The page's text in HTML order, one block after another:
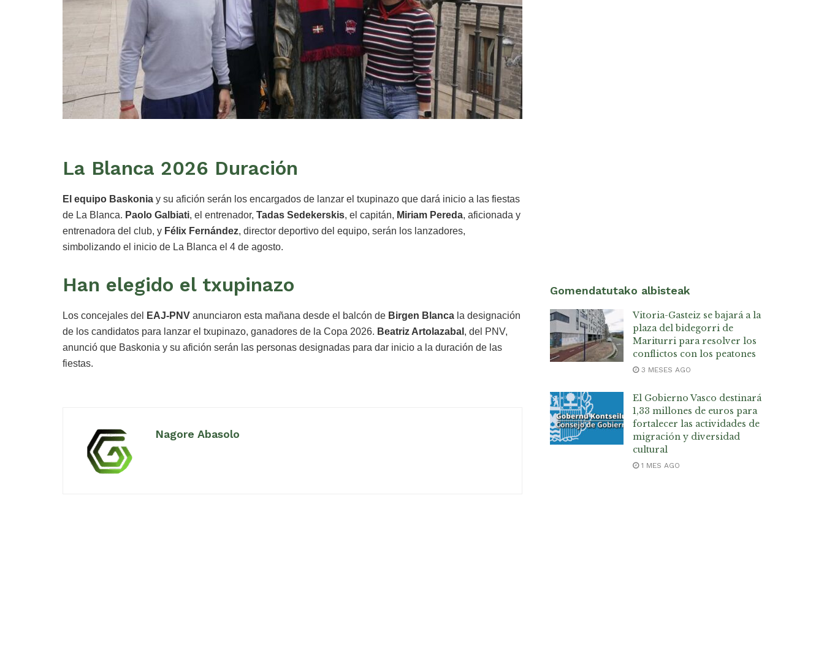
La Blanca 2026 Duración
El equipo Baskonia y su afición serán los encargados de lanzar el txupinazo que dará inicio a las fiestas
de La Blanca. Paolo Galbiati, el entrenador, Tadas Sedekerskis, el capitán, Miriam Pereda, aficionada y
entrenadora del club, y Félix Fernández, director deportivo del equipo, serán los lanzadores,
simbolizando el inicio de La Blanca el 4 de agosto.
Han elegido el txupinazo
Los concejales del EAJ-PNV anunciaron esta mañana desde el balcón de Birgen Blanca la designación
de los candidatos para lanzar el txupinazo, ganadores de la Copa 2026. Beatriz Artolazabal , del PNV,
anunció que Baskonia y su afición serán las personas designadas para dar inicio a la duración de las
fiestas.
Nagore Abasolo
Gomendatutako albisteak
Vitoria-Gasteiz se bajará a la
plaza del bidegorri de
Mariturri para resolver los
conflictos con los peatones
3 MESES AGO
El Gobierno Vasco destinará
1,33 millones de euros para
fortalecer las actividades de
migración y diversidad
cultural
1 MES AGO